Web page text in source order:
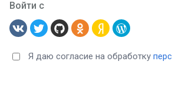
Войти с
Я даю согласие на обработку